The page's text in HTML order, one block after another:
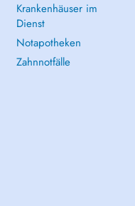
Krankenhäuser im
Dienst
Notapotheken
Zahnnotfälle